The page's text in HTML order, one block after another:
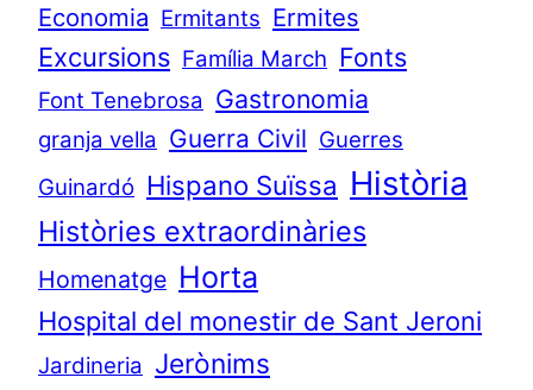
Economia Ermitants Ermites
Excursions Família March Fonts
Font Tenebrosa Gastronomia
granja vella Guerra Civil Guerres
Guinardó Hispano Suïssa Història
Històries extraordinàries
Homenatge Horta
Hospital del monestir de Sant Jeroni
Jardineria Jerònims